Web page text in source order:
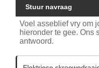
Stuur navraag
Voel asseblief vry om
hieronder te gee. Ons
antwoord.